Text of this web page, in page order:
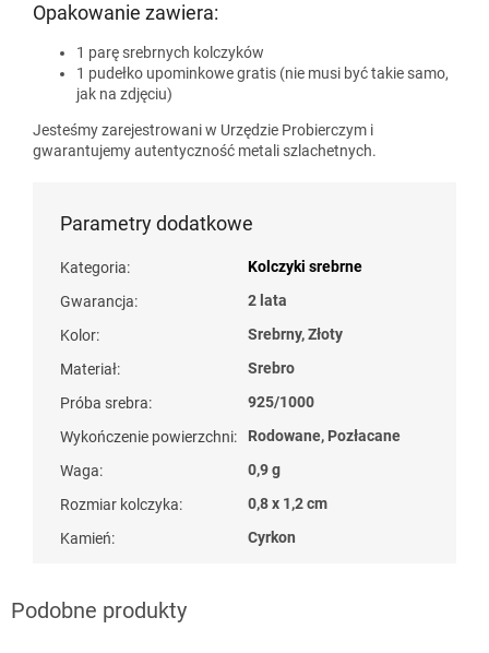
Opakowanie zawiera:
1 parę srebrnych kolczyków
1 pudełko upominkowe gratis (nie musi być takie samo,
jak na zdjęciu)
Jesteśmy zarejestrowani w Urzędzie Probierczym i
gwarantujemy autentyczność metali szlachetnych.
Parametry dodatkowe
Kategoria:
Kolczyki srebrne
Gwarancja:
2 lata
Kolor:
Srebrny, Złoty
Materiał:
Srebro
Próba srebra:
925/1000
Wykończenie powierzchni:
Rodowane, Pozłacane
Waga:
0,9 g
Rozmiar kolczyka:
0,8 x 1,2 cm
Kamień: Cyrkon